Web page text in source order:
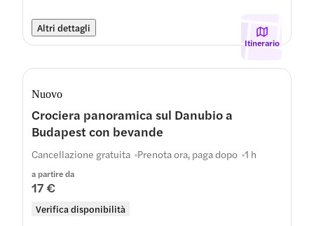
Altri dettagli
Itinerario
Nuovo
Crociera panoramica sul Danubio a
Budapest con bevande
a partire da
17 €
Verifica disponibilità
Cancellazione gratuita Prenota ora, paga dopo 1 h